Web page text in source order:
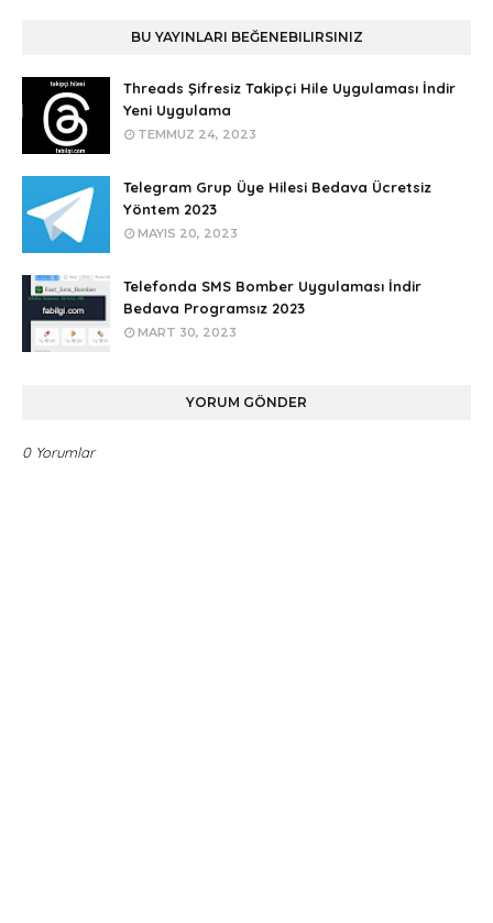
BU YAYINLARI BEĞENEBILIRSINIZ
Threads Şifresiz Takipçi Hile Uygulaması İndir
Yeni Uygulama
TEMMUZ 24, 2023
Telegram Grup Üye Hilesi Bedava Ücretsiz
Yöntem 2023
MAYIS 20, 2023
Telefonda SMS Bomber Uygulaması İndir
Bedava Programsız 2023
MART 30, 2023
YORUM GÖNDER
0 Yorumlar